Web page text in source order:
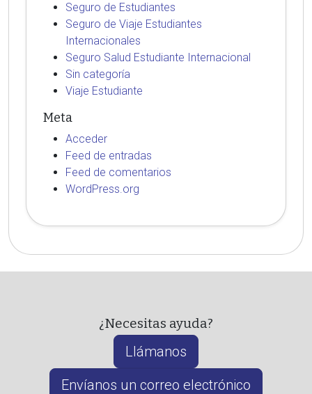
Seguro de Estudiantes
Seguro de Viaje Estudiantes
Internacionales
Seguro Salud Estudiante Internacional
Sin categoría
Viaje Estudiante
Meta
Acceder
Feed de entradas
Feed de comentarios
WordPress.org
¿Necesitas ayuda?
Llámanos
Envíanos un correo electrónico